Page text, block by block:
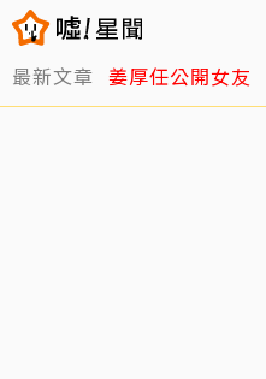
最新文章 姜厚任公開女友